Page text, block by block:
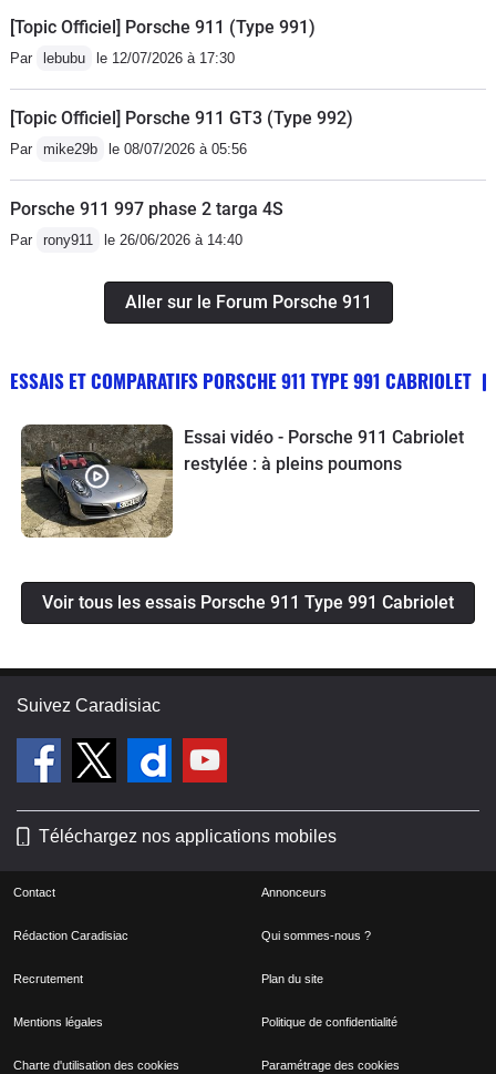
[Topic Officiel] Porsche 911 (Type 991)
Par lebubu le 12/07/2026 à 17:30
[Topic Officiel] Porsche 911 GT3 (Type 992)
Par mike29b le 08/07/2026 à 05:56
Porsche 911 997 phase 2 targa 4S
Par rony911 le 26/06/2026 à 14:40
Aller sur le Forum Porsche 911
ESSAIS ET COMPARATIFS PORSCHE 911 TYPE 991 CABRIOLET
Essai vidéo - Porsche 911 Cabriolet
restylée : à pleins poumons
Voir tous les essais Porsche 911 Type 991 Cabriolet
Suivez Caradisiac
Téléchargez nos applications mobiles
Contact Annonceurs
Rédaction Caradisiac Qui sommes-nous ?
Recrutement Plan du site
Mentions légales Politique de confidentialité
Charte d'utilisation des cookies Paramétrage des cookies